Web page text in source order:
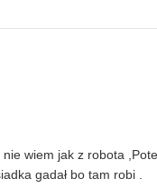
wiem jak z robota
gadał bo tam robi .